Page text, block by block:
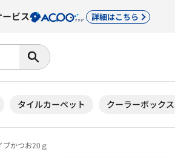
ビス 詳細はこちら
タイルカーペット クーラーボックス
かつお20ｇ